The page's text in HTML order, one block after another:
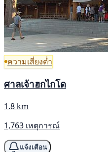
ความเสี่ยงต่ำ
ศาลเจ้าฮกไกโด
1.8 km
1,763 เหตุการณ์
แจ้งเตือน